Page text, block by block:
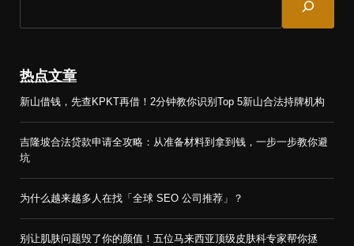
a
c
热点文章
新山借钱，先查KPKT再借！2分钟教你识别Top 5新山合法持牌机构
吉隆坡合法贷款申请全攻略：从准备材料到拿到钱，一步一步教你避
坑
为什么越来越多人在找「全球 SEO 公司推荐」？
别让肌肤问题毁了你的颜值！五位马来西亚顶级皮肤科专家帮你拯